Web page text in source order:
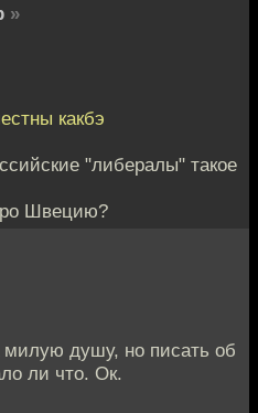
»
какбэ
"либералы" такое
Швецию?
милую душу, но писать об
ли что. Ок.